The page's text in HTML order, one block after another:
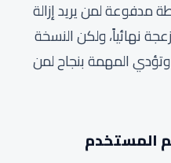
مدفوعة لمن يريد إزالة
نهائياً، ولكن النسخة
المهمة بنجاح لمن
المستخدم